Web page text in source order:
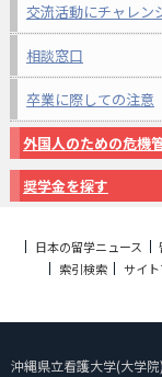
交流活動にチャレン
相談窓口
卒業に際しての注意
外国人のための危機
奨学金を探す
日本の留学ニュース
索引検索
サイ
沖縄県立看護大学(大学院